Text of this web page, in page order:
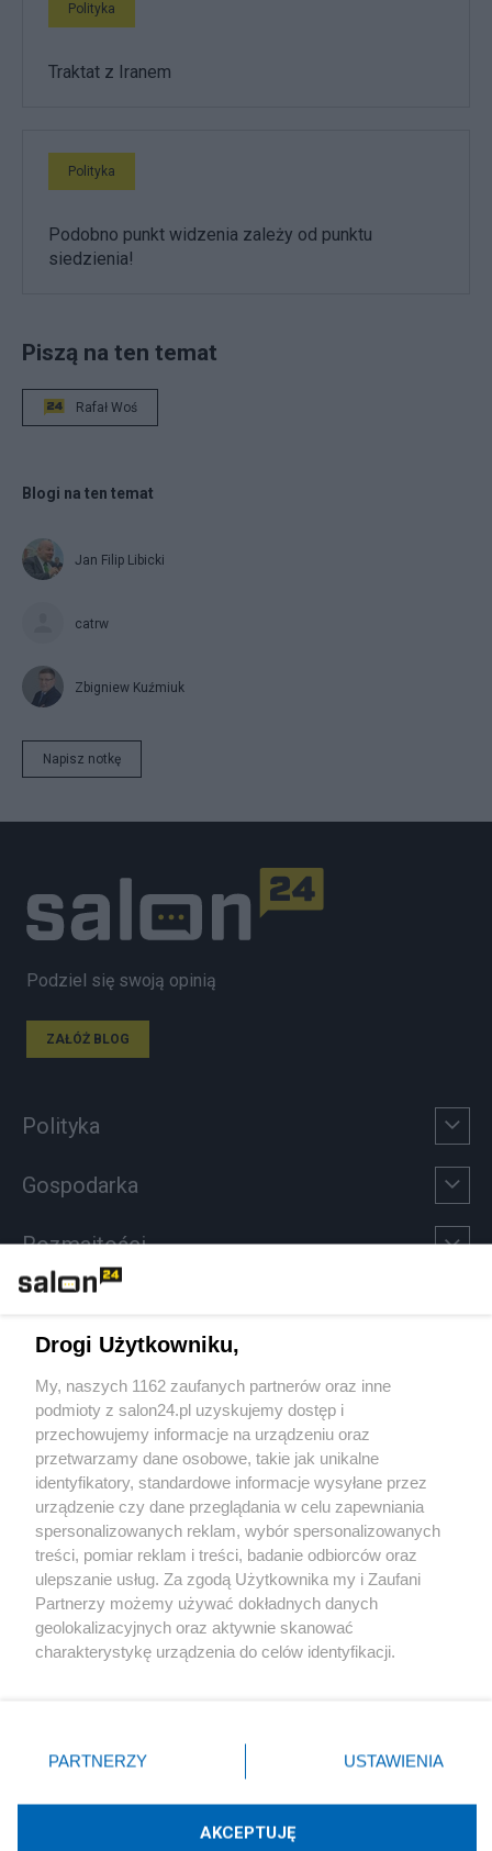
Polityka
Traktat z Iranem
Polityka
Podobno punkt widzenia zależy od punktu
siedzienia!
Piszą na ten temat
Rafał Woś
Blogi na ten temat
Jan Filip Libicki
catrw
Zbigniew Kuźmiuk
Napisz notkę
Podziel się swoją opinią
ZAŁÓŻ BLOG
Polityka
Gospodarka
Rozmaitości
Sport
Społeczeństwo
Kultura
X Facebook Instagram Youtube
Drogi Użytkowniku,
My, naszych 1162 zaufanych partnerów oraz inne
podmioty z salon24.pl uzyskujemy dostęp i
przechowujemy informacje na urządzeniu oraz
przetwarzamy dane osobowe, takie jak unikalne
identyfikatory, standardowe informacje wysyłane przez
urządzenie czy dane przeglądania w celu zapewniania
spersonalizowanych reklam, wybór spersonalizowanych
treści, pomiar reklam i treści, badanie odbiorców oraz
ulepszanie usług. Za zgodą Użytkownika my i Zaufani
Partnerzy możemy używać dokładnych danych
geolokalizacyjnych oraz aktywnie skanować
charakterystykę urządzenia do celów identyfikacji.
zmienić/wycofać klikając przycisk ustawień prywatności
znajdujący się w lewym dolnym rogu strony
rodzaje przetwarzania danych nie wymagają zgody
użytkownika, ale masz prawo sprzeciwić się takiemu
PARTNERZY USTAWIENIA
AKCEPTUJĘ